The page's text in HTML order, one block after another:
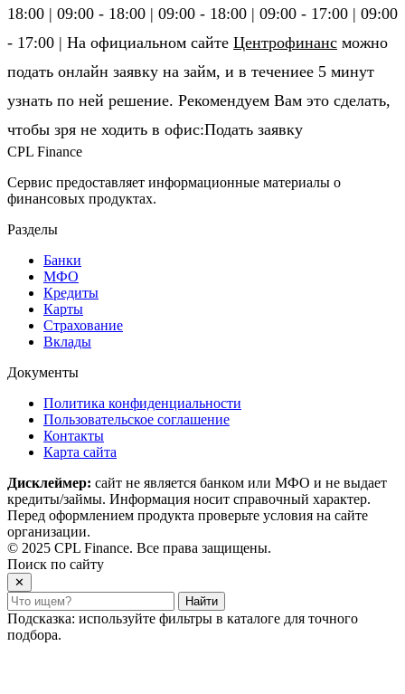
18:00 | 09:00 - 18:00 | 09:00 - 18:00 | 09:00 - 17:00 | 09:00
- 17:00 | На официальном сайте Центрофинанс можно
подать онлайн заявку на займ, и в течениее 5 минут
узнать по ней решение. Рекомендуем Вам это сделать,
чтобы зря не ходить в офис:Подать заявку
CPL Finance
Сервис предоставляет информационные материалы о
финансовых продуктах.
Разделы
Банки
МФО
Кредиты
Карты
Страхование
Вклады
Документы
Политика конфиденциальности
Пользовательское соглашение
Контакты
Карта сайта
Дисклеймер: сайт не является банком или МФО и не выдает
кредиты/займы. Информация носит справочный характер.
Перед оформлением продукта проверьте условия на сайте
организации.
© 2025 CPL Finance. Все права защищены.
Поиск по сайту
✕
Найти
Подсказка: используйте фильтры в каталоге для точного
подбора.